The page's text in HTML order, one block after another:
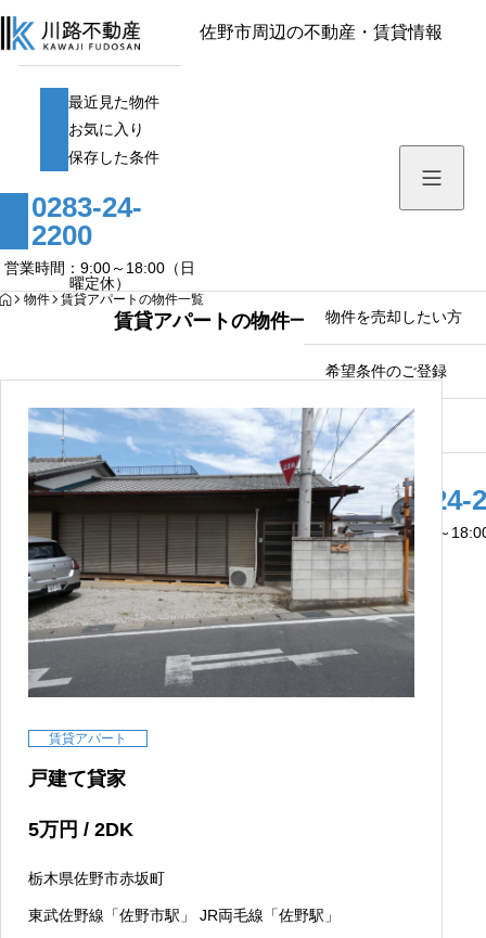
保存した条件
家探し・活用の豆知識
物件を売却したい方
希望条件のご登録
会社案内
0283-24-
営業時間：9:00～
佐野市周辺の不動産・賃貸情報
最近見た物件
お気に入り
保存した条件
0283-24-
2200
営業時間：9:00～18:00（日
曜定休）
HOME
物件 賃貸アパートの物件一覧
賃貸アパートの物件一覧
賃貸アパート
戸建て貸家
5万円 / 2DK
栃木県佐野市赤坂町
東武佐野線「佐野市駅」 JR両毛線「佐野駅」